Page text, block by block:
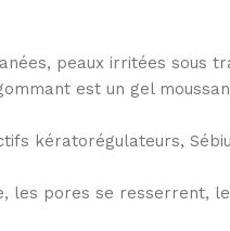
peaux irritées sous
est un gel
kératorégulateurs,
les pores se resserrent,